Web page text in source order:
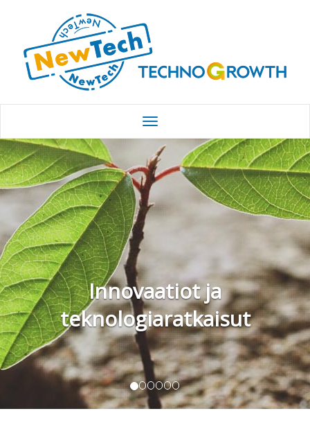
Innovaatiot ja
teknologiaratkaisut